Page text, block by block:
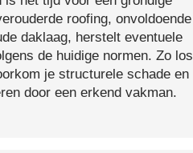
roofing, onvoldoende
daklaag, herstelt eventuele
de huidige normen. Zo los
je structurele schade en
door een erkend vakman.